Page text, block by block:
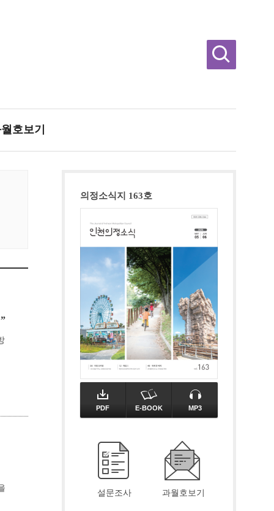
호보기
의정소식지 163호
PDF E-BOOK MP3
설문조사 과월호보기